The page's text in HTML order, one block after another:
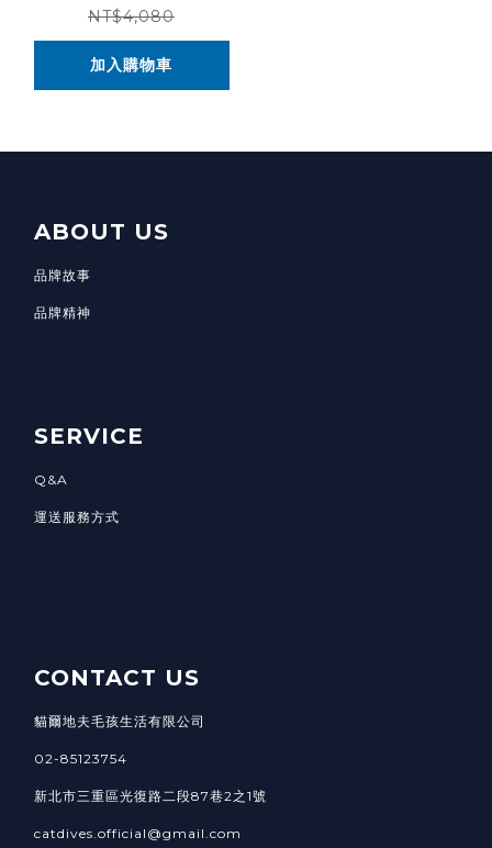
NT$4,080
加入購物車
ABOUT US
品牌故事
品牌精神
SERVICE
Q&A
運送服務方式
CONTACT US
貓爾地夫毛孩生活有限公司
02-85123754
新北市三重區光復路二段87巷2之1號
catdives.official@gmail.com